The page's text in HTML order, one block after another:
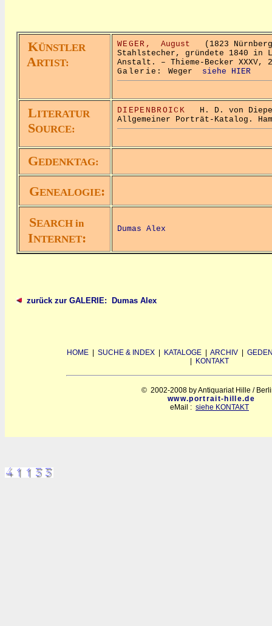
KÜNSTLER
ARTIST:
WEGER, August (1823
Stahlstecher, gründete 1840 in
Anstalt. – Thieme-Becker XXXV,
Galerie: Weger siehe HIER
LITERATUR
SOURCE:
DIEPENBROICK H. D. von
Allgemeiner Porträt-Katalog.
GEDENKTAG:
GENEALOGIE:
SEARCH in
INTERNET:
Dumas Alex
zurück zur GALERIE: Dumas Alex
HOME SUCHE & INDEX KATALOGE ARCHIV
KONTAKT
© 2002-2008 by Antiquariat Hille /
www.portrait-hille.de
eMail : siehe KONTAKT